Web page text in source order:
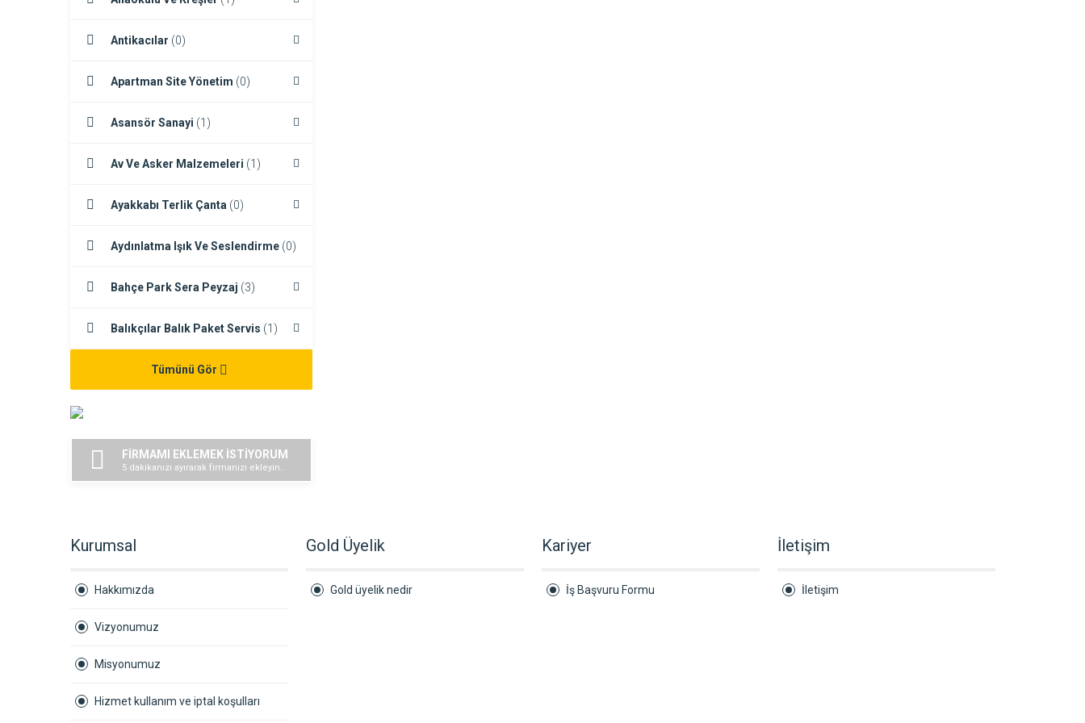
Antikacılar (0)
Apartman Site Yönetim (0)
Asansör Sanayi (1)
Av Ve Asker Malzemeleri (1)
Ayakkabı Terlik Çanta (0)
Aydınlatma Işık Ve Seslendirme (0)
Bahçe Park Sera Peyzaj (3)
Balıkçılar Balık Paket Servis (1)
Tümünü Gör
FİRMAMI EKLEMEK İSTİYORUM
5 dakikanızı ayırarak firmanızı ekleyin..
Kurumsal
Hakkımızda
Vizyonumuz
Misyonumuz
Hizmet kullanım ve iptal koşulları
Gold Üyelik
Gold üyelik nedir
Kariyer
İş Başvuru Formu
İletişim
İletişim